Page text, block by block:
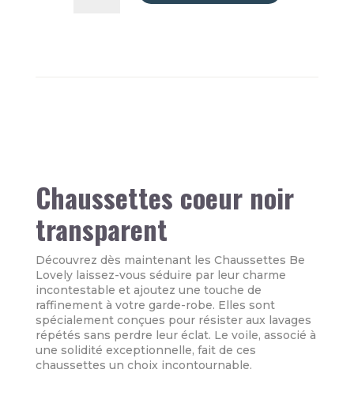
Chaussettes coeur noir
transparent
Découvrez dès maintenant les Chaussettes Be
Lovely laissez-vous séduire par leur charme
incontestable et ajoutez une touche de
raffinement à votre garde-robe. Elles sont
spécialement conçues pour résister aux lavages
répétés sans perdre leur éclat. Le voile, associé à
une solidité exceptionnelle, fait de ces
chaussettes un choix incontournable.